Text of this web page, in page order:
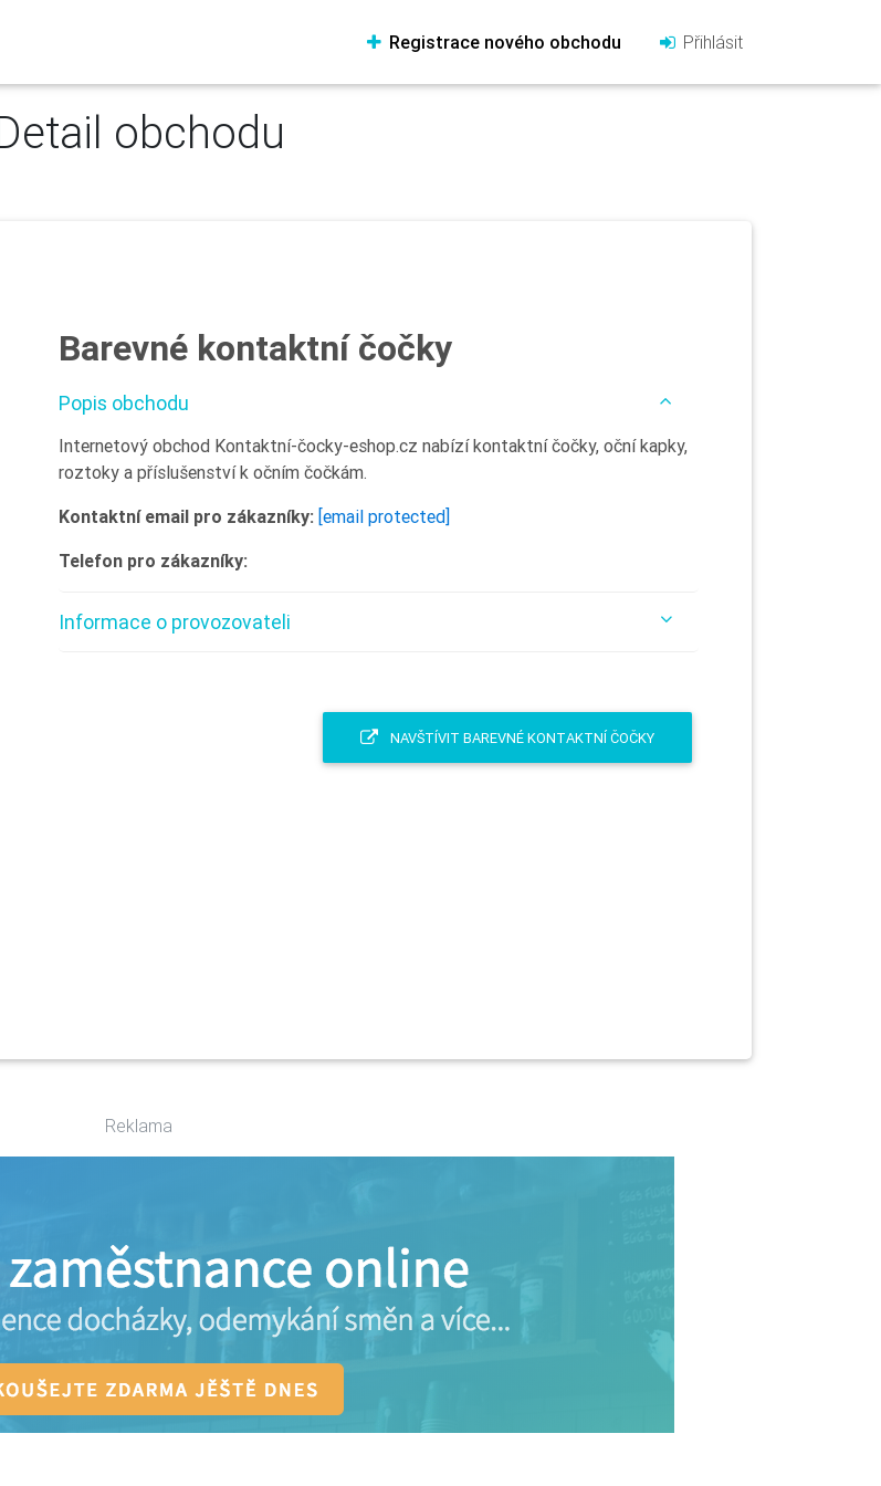
Registrace nového obchodu Přihlásit
obchodu
Barevné kontaktní čočky
Popis obchodu
Internetový obchod Kontaktní-čocky-eshop.cz nabízí kontaktní čočky, oční kapky,
roztoky a příslušenství k očním čočkám.
Kontaktní email pro zákazníky: [email protected]
Telefon pro zákazníky:
Informace o provozovateli
NAVŠTÍVIT BAREVNÉ KONTAKTNÍ ČOČKY
Reklama